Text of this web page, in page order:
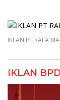
IKLAN PT RAFA
IKLAN